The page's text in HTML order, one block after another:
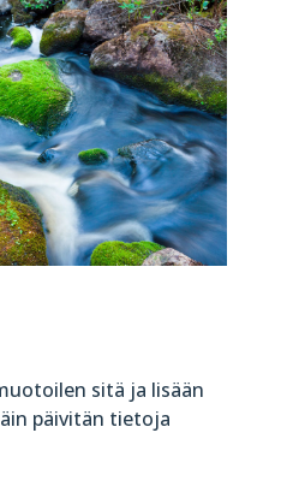
sitä ja lisään
päivitän tietoja